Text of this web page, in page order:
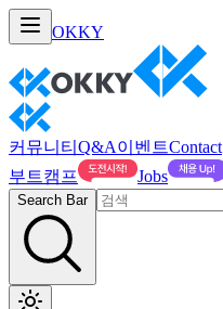
OKKY
커뮤니티 Q&A이벤트Contact
부트캠프
Jobs
Search Bar